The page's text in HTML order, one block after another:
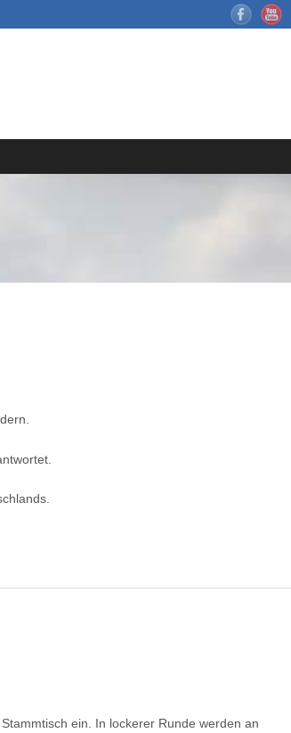
ein. In lockerer Runde werden an